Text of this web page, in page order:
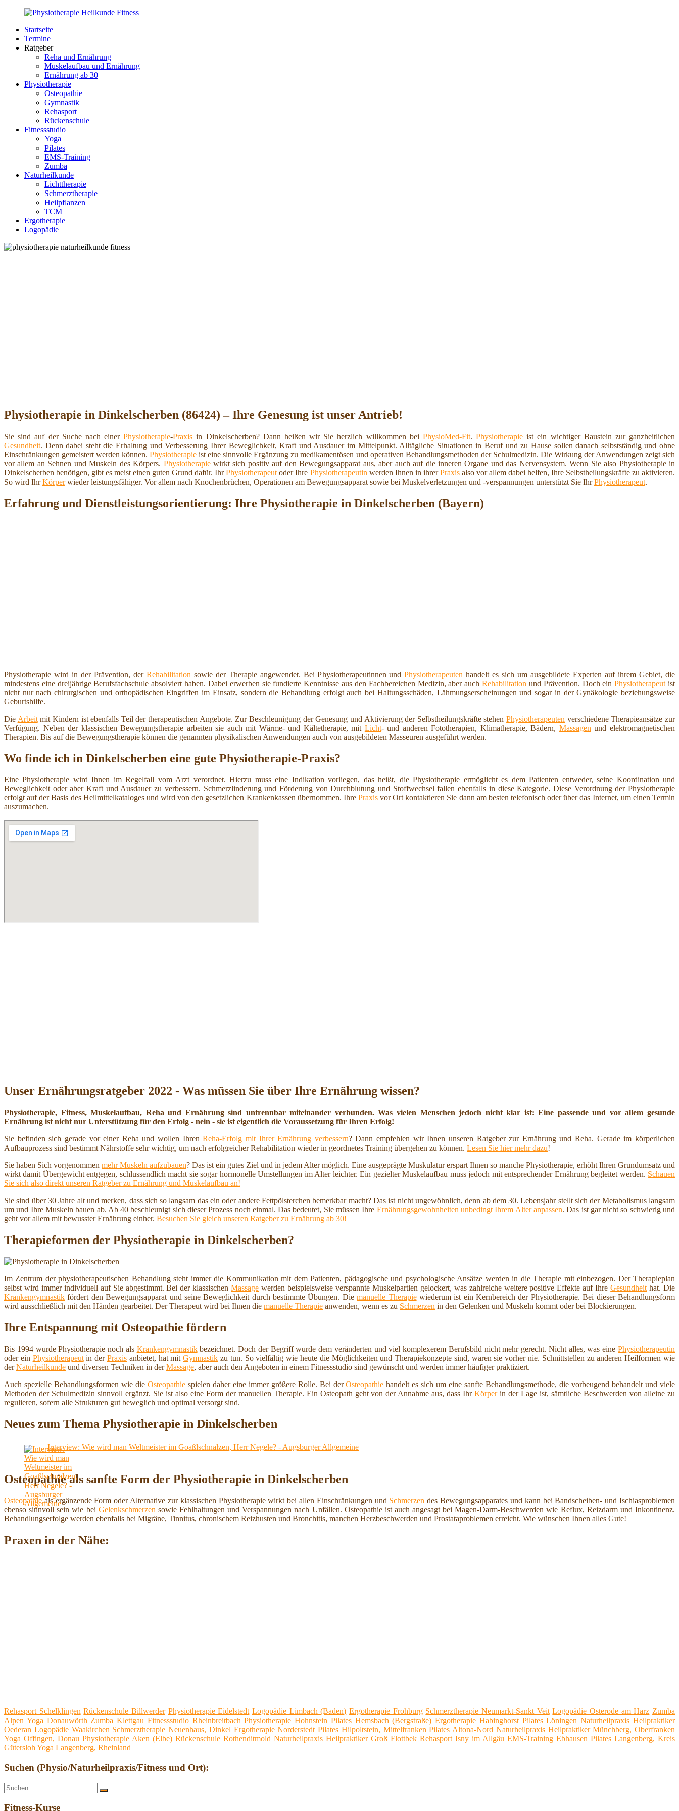
Zurück
Inhalt
PhysioMed-
Fit.de
Gesundheit
Startseite
Termine
Ratgeber
Reha und Ernährung
Muskelaufbau und Ernährung
Ernährung ab 30
Physiotherapie
Osteopathie
Gymnastik
Rehasport
Rückenschule
Fitnessstudio
Yoga
Pilates
EMS-Training
Zumba
Naturheilkunde
Lichttherapie
Schmerztherapie
Heilpflanzen
TCM
Ergotherapie
Logopädie
Physiotherapie in Dinkelscherben (86424) – Ihre Genesung ist unser Antrieb!
Sie sind auf der Suche nach einerPhysiotherapie-Praxis in Dinkelscherben? Dann heißen wir Sie herzlich willkommen bei PhysioMed-Fit.Physiotherapie ist ein wichtiger Baustein zur ganzheitlichen
Gesundheit. Denn dabei steht die Erhaltung und Verbesserung Ihrer Beweglichkeit, Kraft und Ausdauer im Mittelpunkt. Alltägliche Situationen in Beruf und zu Hause sollen danach selbstständig und ohne
Einschränkungen gemeistert werden können.Physiotherapie ist eine sinnvolle Ergänzung zu medikamentösen und operativen Behandlungsmethoden der Schulmedizin. Die Wirkung der Anwendungen zeigt sich
vor allem an Sehnen und Muskeln des Körpers. Physiotherapiewirkt sich positiv auf den Bewegungsapparat aus, aber auch auf die inneren Organe und das Nervensystem. Wenn Sie also Physiotherapie in
Dinkelscherben benötigen, gibt es meist einen guten Grund dafür. IhrPhysiotherapeut oder Ihre Physiotherapeutin werden Ihnen in ihrerPraxisalso vor allem dabei helfen, Ihre Selbstheilungskräfte zu aktivieren.
So wird IhrKörperwieder leistungsfähiger. Vor allem nach Knochenbrüchen, Operationen am Bewegungsapparat sowie bei Muskelverletzungen und -verspannungen unterstützt Sie IhrPhysiotherapeut.
Erfahrung und Dienstleistungsorientierung: Ihre Physiotherapie in Dinkelscherben (Bayern)
Physiotherapie wird in der Prävention, der Rehabilitation sowie der Therapie angewendet. Bei Physiotherapeutinnen undPhysiotherapeuten handelt es sich um ausgebildete Experten auf ihrem Gebiet, die
mindestens eine dreijährige Berufsfachschule absolviert haben. Dabei erwerben sie fundierte Kenntnisse aus den Fachbereichen Medizin, aber auchRehabilitation und Prävention. Doch einPhysiotherapeut ist
nicht nur nach chirurgischen und orthopädischen Eingriffen im Einsatz, sondern die Behandlung erfolgt auch bei Haltungsschäden, Lähmungserscheinungen und sogar in der Gynäkologie beziehungsweise
Geburtshilfe.
Die Arbeitmit Kindern ist ebenfalls Teil der therapeutischen Angebote. Zur Beschleunigung der Genesung und Aktivierung der Selbstheilungskräfte stehenPhysiotherapeuten verschiedene Therapieansätze zur
Verfügung. Neben der klassischen Bewegungstherapie arbeiten sie auch mit Wärme- und Kältetherapie, mit Licht- und anderen Fototherapien, Klimatherapie, Bädern, Massagen und elektromagnetischen
Therapien. Bis auf die Bewegungstherapie können die genannten physikalischen Anwendungen auch von ausgebildeten Masseuren ausgeführt werden.
Wo finde ich in Dinkelscherben eine gute Physiotherapie-Praxis?
Eine Physiotherapie wird Ihnen im Regelfall vom Arzt verordnet. Hierzu muss eine Indikation vorliegen, das heißt, die Physiotherapie ermöglicht es dem Patienten entweder, seine Koordination und
Beweglichkeit oder aber Kraft und Ausdauer zu verbessern. Schmerzlinderung und Förderung von Durchblutung und Stoffwechsel fallen ebenfalls in diese Kategorie. Diese Verordnung der Physiotherapie
erfolgt auf der Basis des Heilmittelkataloges und wird von den gesetzlichen Krankenkassen übernommen. Ihre Praxisvor Ort kontaktieren Sie dann am besten telefonisch oder über das Internet, um einen Termin
auszumachen.
Unser Ernährungsratgeber 2022 - Was müssen Sie über Ihre Ernährung wissen?
Physiotherapie, Fitness, Muskelaufbau, Reha und Ernährung sind untrennbar miteinander verbunden. Was vielen Menschen jedoch nicht klar ist: Eine passende und vor allem gesunde
Ernährung ist nicht nur Unterstützung für den Erfolg - nein - sie ist eigentlich die Voraussetzung für Ihren Erfolg!
Sie befinden sich gerade vor einer Reha und wollen IhrenReha-Erfolg mit Ihrer Ernährung verbessern? Dann empfehlen wir Ihnen unseren Ratgeber zur Ernährung und Reha. Gerade im körperlichen
Aufbauprozess sind bestimmt Nährstoffe sehr wichtig, um nach erfolgreicher Rehabilitation wieder in geordnetes Training übergehen zu können. Lesen Sie hier mehr dazu!
Sie haben Sich vorgenommen mehr Muskeln aufzubauen? Das ist ein gutes Ziel und in jedem Alter möglich. Eine ausgeprägte Muskulatur erspart Ihnen so manche Physiotherapie, erhöht Ihren Grundumsatz und
wirkt damit Übergewicht entgegen, schlussendlich macht sie sogar hormonelle Umstellungen im Alter leichter. Ein gezielter Muskelaufbau muss jedoch mit entsprechender Ernährung begleitet werden. Schauen
Sie sich also direkt unseren Ratgeber zu Ernährung und Muskelaufbau an!
Sie sind über 30 Jahre alt und merken, dass sich so langsam das ein oder andere Fettpölsterchen bemerkbar macht? Das ist nicht ungewöhnlich, denn ab dem 30. Lebensjahr stellt sich der Metabolismus langsam
um und Ihre Muskeln bauen ab. Ab 40 beschleunigt sich dieser Prozess noch einmal. Das bedeutet, Sie müssen Ihre Ernährungsgewohnheiten unbedingt Ihrem Alter anpassen. Das ist gar nicht so schwierig und
geht vor allem mit bewusster Ernährung einher. Besuchen Sie gleich unseren Ratgeber zu Ernährung ab 30!
Therapieformen der Physiotherapie in Dinkelscherben?
Im Zentrum der physiotherapeutischen Behandlung steht immer die Kommunikation mit dem Patienten, pädagogische und psychologische Ansätze werden in die Therapie mit einbezogen. Der Therapieplan
selbst wird immer individuell auf Sie abgestimmt. Bei der klassischenMassage werden beispielsweise verspannte Muskelpartien gelockert, was zahlreiche weitere positive Effekte auf IhreGesundheit hat. Die
Krankengymnastik fördert den Bewegungsapparat und seine Beweglichkeit durch bestimmte Übungen. Diemanuelle Therapiewiederum ist ein Kernbereich der Physiotherapie. Bei dieser Behandlungsform
wird ausschließlich mit den Händen gearbeitet. Der Therapeut wird bei Ihnen die manuelle Therapie anwenden, wenn es zu Schmerzen in den Gelenken und Muskeln kommt oder bei Blockierungen.
Ihre Entspannung mit Osteopathie fördern
Bis 1994 wurde Physiotherapie noch als Krankengymnastikbezeichnet. Doch der Begriff wurde dem veränderten und viel komplexerem Berufsbild nicht mehr gerecht. Nicht alles, was einePhysiotherapeutin
oder ein Physiotherapeutin der Praxisanbietet, hat mitGymnastik zu tun. So vielfältig wie heute die Möglichkeiten und Therapiekonzepte sind, waren sie vorher nie. Schnittstellen zu anderen Heilformen wie
derNaturheilkunde und diversen Techniken in derMassage, aber auch den Angeboten in einem Fitnessstudio sind gewünscht und werden immer häufiger praktiziert.
Auch spezielle Behandlungsformen wie die Osteopathiespielen daher eine immer größere Rolle. Bei derOsteopathie handelt es sich um eine sanfte Behandlungsmethode, die vorbeugend behandelt und viele
Methoden der Schulmedizin sinnvoll ergänzt. Sie ist also eine Form der manuellen Therapie. Ein Osteopath geht von der Annahme aus, dass IhrKörperin der Lage ist, sämtliche Beschwerden von alleine zu
regulieren, sofern alle Strukturen gut beweglich und optimal versorgt sind.
Neues zum Thema Physiotherapie in Dinkelscherben
Interview: Wie wird man Weltmeister im Goaßlschnalzen, Herr Negele? - Augsburger Allgemeine
Osteopathie als sanfte Form der Physiotherapie in Dinkelscherben
Osteopathieals ergänzende Form oder Alternative zur klassischen Physiotherapie wirkt bei allen Einschränkungen und Schmerzen des Bewegungsapparates und kann bei Bandscheiben- und Ischiasproblemen
ebenso sinnvoll sein wie bei Gelenkschmerzen sowie Fehlhaltungen und Verspannungen nach Unfällen. Osteopathie ist auch angesagt bei Magen-Darm-Beschwerden wie Reflux, Reizdarm und Inkontinenz.
Behandlungserfolge werden ebenfalls bei Migräne, Tinnitus, chronischem Reizhusten und Bronchitis, manchen Herzbeschwerden und Prostataproblemen erreicht. Wie wünschen Ihnen alles Gute!
Praxen in der Nähe:
Rehasport Schelklingen Rückenschule Billwerder Physiotherapie Eidelstedt Logopädie Limbach (Baden) Ergotherapie Frohburg Schmerztherapie Neumarkt-Sankt Veit Logopädie Osterode am Harz Zumba
Alpen Yoga Donauwörth Zumba Klettgau Fitnessstudio Rheinbreitbach Physiotherapie Hohnstein Pilates Hemsbach (Bergstraße) Ergotherapie Habinghorst Pilates Löningen Naturheilpraxis Heilpraktiker
Oederan Logopädie Waakirchen Schmerztherapie Neuenhaus, Dinkel Ergotherapie Norderstedt Pilates Hilpoltstein, Mittelfranken Pilates Altona-Nord Naturheilpraxis Heilpraktiker Münchberg, Oberfranken
Yoga Offingen, Donau Physiotherapie Aken (Elbe) Rückenschule Rothenditmold Naturheilpraxis Heilpraktiker Groß Flottbek Rehasport Isny im Allgäu EMS-Training Ebhausen Pilates Langenberg, Kreis
Gütersloh Yoga Langenberg, Rheinland
Suchen (Physio/Naturheilpraxis/Fitness und Ort):
Suche
nach:
Suchen
Fitness-Kurse